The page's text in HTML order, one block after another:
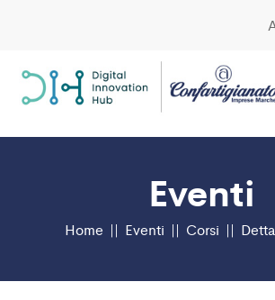
Eventi
Home Eventi Corsi